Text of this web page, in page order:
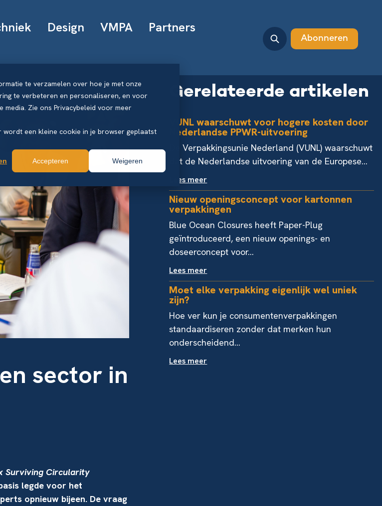
te verzamelen over hoe je met onze
te verbeteren en personaliseren, en voor
media. Zie ons Privacybeleid voor meer
wordt een kleine cookie in je browser geplaatst
Accepteren Weigeren
Design VMPA
Partners
Abonneren
sector in
Surviving Circularity
legde voor het
opnieuw bijeen. De vraag
Gerelateerde artikelen
VUNL waarschuwt voor hogere kosten door
Nederlandse PPWR-uitvoering
De Verpakkingsunie Nederland (VUNL) waarschuwt
dat de Nederlandse uitvoering van de Europese...
Lees meer
Nieuw openingsconcept voor kartonnen
verpakkingen
Blue Ocean Closures heeft Paper-Plug
geïntroduceerd, een nieuw openings- en
doseerconcept voor...
Lees meer
Moet elke verpakking eigenlijk wel uniek
zijn?
Hoe ver kun je consumentenverpakkingen
standaardiseren zonder dat merken hun
onderscheidend...
Lees meer